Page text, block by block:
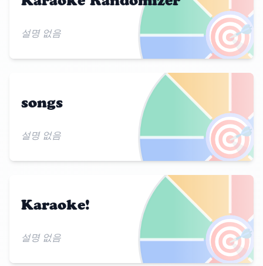
🎯
설명 없음
🎯
songs
설명 없음
🎯
Karaoke!
설명 없음